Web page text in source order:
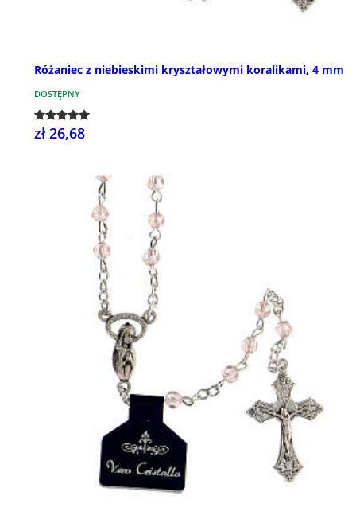
Różaniec z niebieskimi kryształowymi koralikami, 4 mm
DOSTĘPNY
zł 26,68